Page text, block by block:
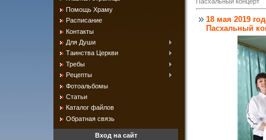
18 мая 2019
Пасхальный
Помощь Храму
Расписание
Контакты
Для Души
Таинства Церкви
Требы
Рецепты
Фотоальбомы
Статьи
Каталог файлов
Обратная связь
Вход на сайт